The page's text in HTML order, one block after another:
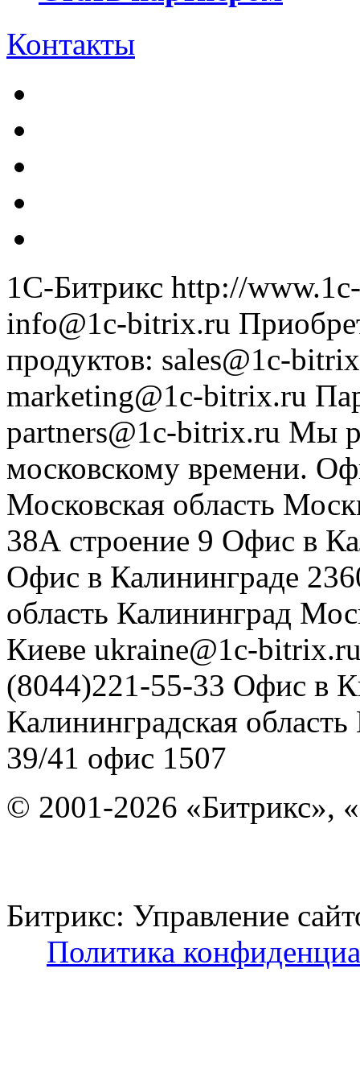
Контакты
1С-Битрикс http://
info@1c-bitrix.ru
продуктов: sales@1c-
marketing@1c-bitrix.ru
partners@1c-bitrix.ru Мы
московскому времени.
Московская область
38А строение 9 Офис в
Офис в Калининграде
область Калининград
Киеве ukraine@1c-
(8044)221-55-33 Офис в
Калининградская область
39/41 офис 1507
© 2001-2026 «Битрикс»,
Битрикс: Управление
Политика